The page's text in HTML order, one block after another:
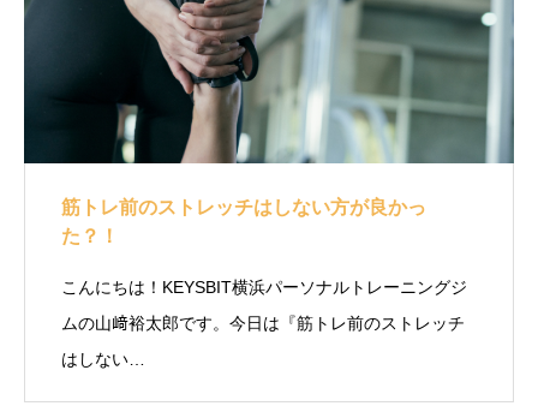
筋トレ前のストレッチはしない方が良かっ
た？！
こんにちは！KEYSBIT横浜パーソナルトレーニングジ
ムの山﨑裕太郎です。今日は『筋トレ前のストレッチ
はしない…